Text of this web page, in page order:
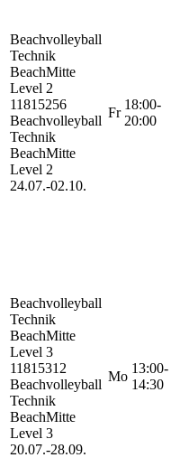
Beachvolleyball
Technik
BeachMitte
Level 2
11815256
Beachvolleyball
Technik
BeachMitte
Level 2
24.07.-02.10.
Fr
18:00-
20:00
Beachvolleyball
Technik
BeachMitte
Level 3
11815312
Beachvolleyball
Technik
BeachMitte
Level 3
20.07.-28.09.
Mo
13:00-
14:30